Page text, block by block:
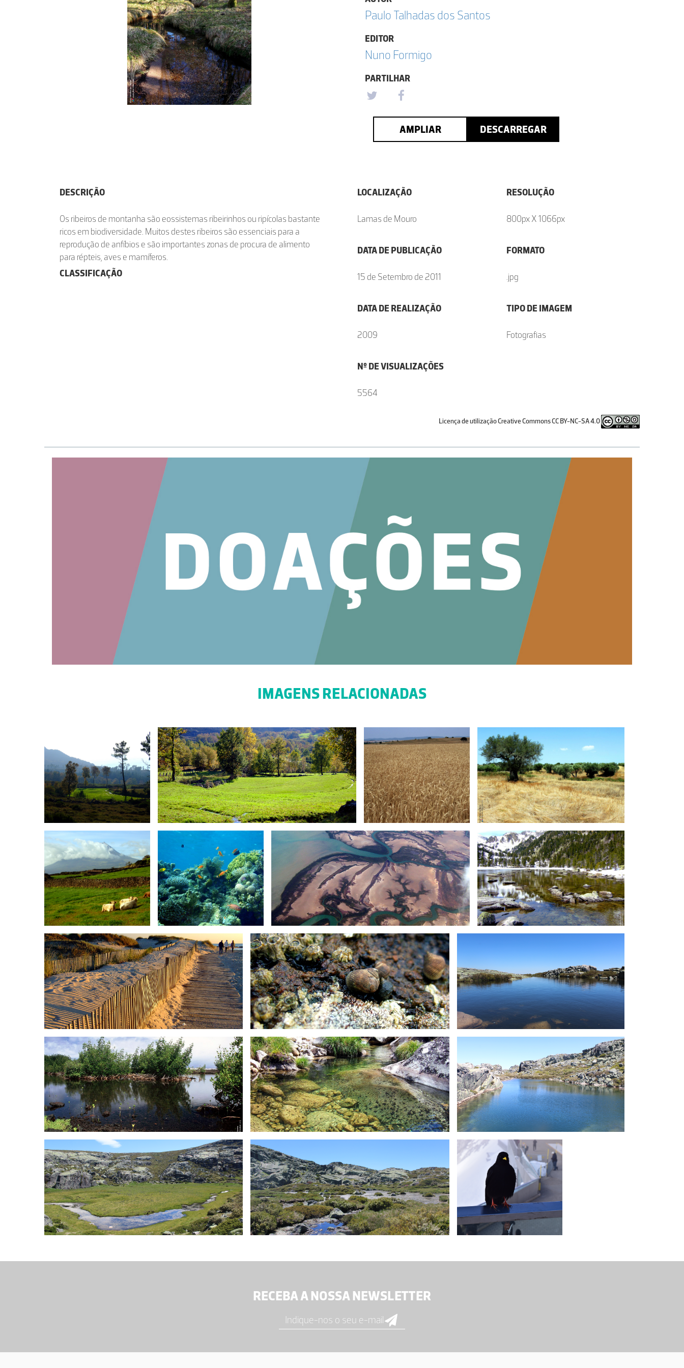
Paulo Talhadas dos Santos
EDITOR
Nuno Formigo
PARTILHAR
AMPLIAR DESCARREGAR
DESCRIÇÃO
Os ribeiros de montanha são eossistemas ribeirinhos ou ripícolas bastante
ricos em biodiversidade. Muitos destes ribeiros são essenciais para a
reprodução de anfíbios e são importantes zonas de procura de alimento
para répteis, aves e mamíferos.
CLASSIFICAÇÃO
LOCALIZAÇÃO
Lamas de Mouro
DATA DE PUBLICAÇÃO
15 de Setembro de 2011
DATA DE REALIZAÇÃO
2009
Nº DE VISUALIZAÇÕES
5564
RESOLUÇÃO
800px X 1066px
FORMATO
.jpg
TIPO DE IMAGEM
Fotografias
Licença de utilização Creative Commons CC BY-NC-SA 4.0
IMAGENS RELACIONADAS
RECEBA A NOSSA NEWSLETTER